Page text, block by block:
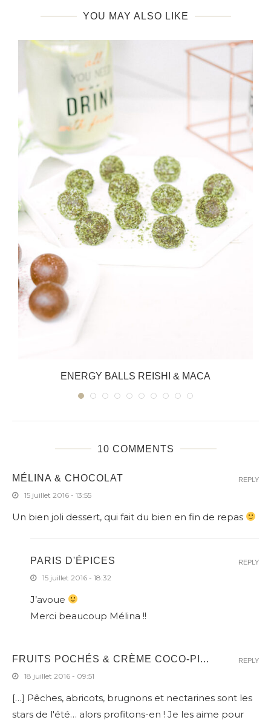
YOU MAY ALSO LIKE
ENERGY BALLS REISHI & MACA
10 COMMENTS
MÉLINA & CHOCOLAT
15 juillet 2016 - 13:55
Un bien joli dessert, qui fait du bien en fin de repas
REPLY
PARIS D'ÉPICES
15 juillet 2016 - 18:32
J’avoue
Merci beaucoup Mélina !!
REPLY
FRUITS POCHÉS & CRÈME COCO-PI...
18 juillet 2016 - 09:51
[…] Pêches, abricots, brugnons et nectarines sont les
stars de l'été… alors profitons-en ! Je les aime pour
REPLY